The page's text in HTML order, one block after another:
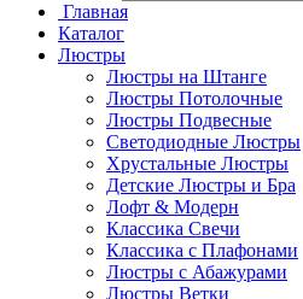
Главная
Каталог
Люстры
Люстры на Штанге
Люстры Потолочные
Люстры Подвесные
Светодиодные Люстры
Хрустальные Люстры
Детские Люстры и Бра
Лофт & Модерн
Классика Свечи
Классика с Плафонами
Люстры с Абажурами
Люстры Ветки